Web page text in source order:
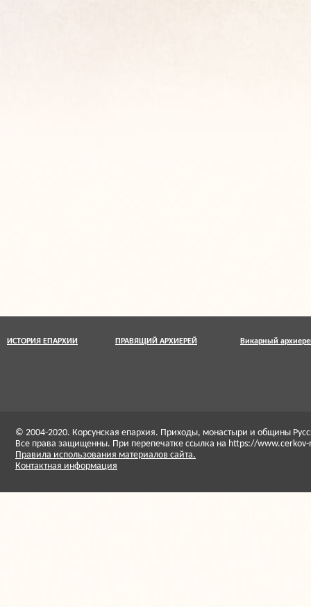
ИСТОРИЯ ЕПАРХИИ ПРАВЯЩИЙ АРХИЕРЕЙ Викарный
© 2004-2020. Корсунская епархия. Приходы, монастыри и общины
Все права защищенны. При перепечатке ссылка на https://www.cerkov-
Правила использования материалов сайта.
Контактная информация